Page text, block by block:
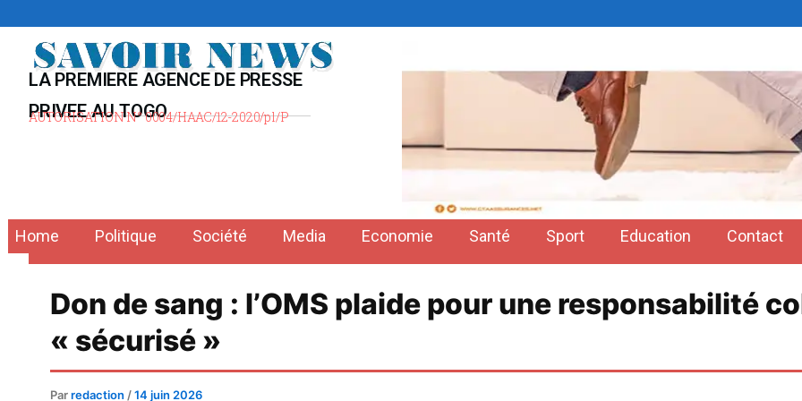
contenu
LA PREMIERE AGENCE DE PRESSE
PRIVEE AU TOGO
AUTORISATION N° 0004/HAAC/12-2020/pl/P
Home Politique Société Media Economie Santé Sport Education Contact
Don de sang : l’OMS plaide pour une responsabilité
« sécurisé »
Parredaction /14 juin 2026